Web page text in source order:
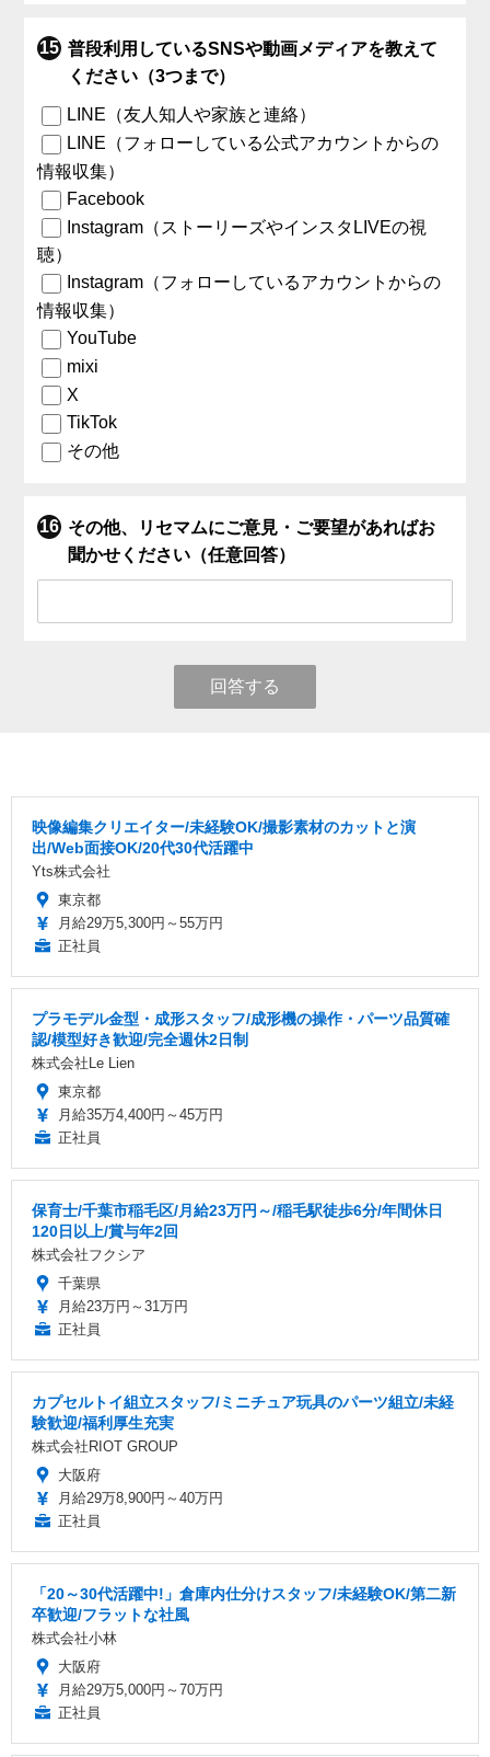
普段利用しているSNSや動画メディアを教えて
ください（3つまで）
LINE（友人知人や家族と連絡）
LINE（フォローしている公式アカウントからの
情報収集）
Facebook
Instagram（ストーリーズやインスタLIVEの視
聴）
Instagram（フォローしているアカウントからの
情報収集）
YouTube
mixi
X
TikTok
その他
その他、リセマムにご意見・ご要望があればお
聞かせください（任意回答）
回答する
映像編集クリエイター/未経験OK/撮影素材のカットと演
出/Web面接OK/20代30代活躍中
Yts株式会社
東京都
月給29万5,300円～55万円
正社員
プラモデル金型・成形スタッフ/成形機の操作・パーツ品質確
認/模型好き歓迎/完全週休2日制
株式会社Le Lien
東京都
月給35万4,400円～45万円
正社員
保育士/千葉市稲毛区/月給23万円～/稲毛駅徒歩6分/年間休日
120日以上/賞与年2回
株式会社フクシア
千葉県
月給23万円～31万円
正社員
カプセルトイ組立スタッフ/ミニチュア玩具のパーツ組立/未経
験歓迎/福利厚生充実
株式会社RIOT GROUP
大阪府
月給29万8,900円～40万円
正社員
「20～30代活躍中!」倉庫内仕分けスタッフ/未経験OK/第二新
卒歓迎/フラットな社風
株式会社小林
大阪府
月給29万5,000円～70万円
正社員